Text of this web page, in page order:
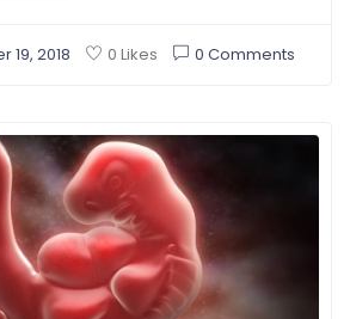
19, 2018 0 Likes 0 Comments